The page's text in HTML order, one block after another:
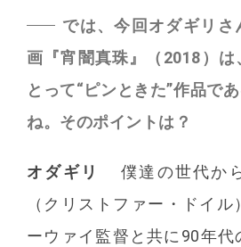
では、今回オダギリさ
画『宵闇真珠』（2018）は
とって“ピンときた”作品で
ね。そのポイントは？
オダギリ
僕達の世代か
（クリストファー・ドイ
ーウァイ監督と共に90年代